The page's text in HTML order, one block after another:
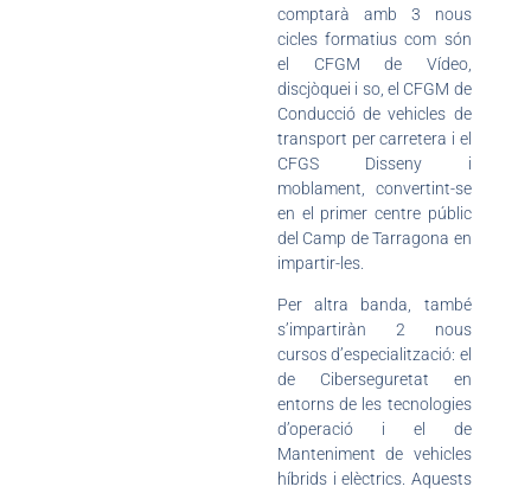
comptarà amb 3 nous
cicles formatius com són
el CFGM de Vídeo,
discjòquei i so, el CFGM de
Conducció de vehicles de
transport per carretera i el
CFGS Disseny i
moblament, convertint-se
en el primer centre públic
del Camp de Tarragona en
impartir-les.
Per altra banda, també
s’impartiràn 2 nous
cursos d’especialització: el
de Ciberseguretat en
entorns de les tecnologies
d’operació i el de
Manteniment de vehicles
híbrids i elèctrics. Aquests